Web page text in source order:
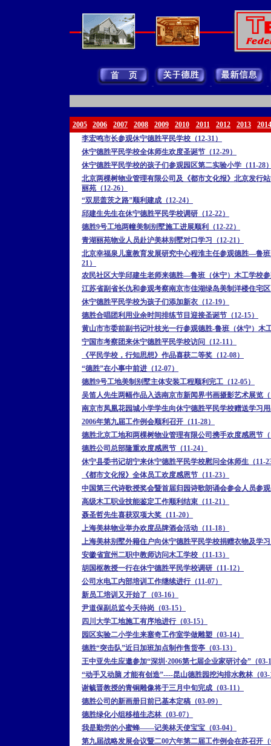
2005 2006 2007 2008 2009 2010 2011 2012 2013
2014
李宏鸣市长参观休宁德胜平民学校（12-31）
休宁德胜平民学校全体师生欢度圣诞节（12-29）
休宁德胜平民学校的孩子们参观园区第二实验小学（11-28
北京两棵树物业管理有限公司及《都市文化报》北京发行
丽苑（12-26）
“双层盖茨之路”顺利建成（12-24）
邱建生先生在休宁德胜平民学校调研（12-22）
德胜9号工地两幢美制别墅施工进展顺利（12-22）
青湖丽苑物业人员赴沪美林别墅对口学习（12-21）
北京幸福泉儿童教育发展研究中心程淮主任参观德胜—鲁
21）
农民社区大学邱建生老师来德胜—鲁班（休宁）木工学校参
江苏省副省长仇和参观考察南京市佳湖绿岛美制洋楼住宅区
休宁德胜平民学校为孩子们添加新衣（12-19）
德胜合唱团利用业余时间排练节目迎接圣诞节（12-15）
黄山市市委前副书记叶枝光一行参观德胜-鲁班（休宁）木
宁国市考察团来休宁德胜平民学校访问（12-11）
《平民学校，行知思想》作品喜获二等奖（12-08）
“德胜”在小事中前进（12-07）
德胜9号工地美制别墅主体安装工程顺利完工（12-05）
吴笛人先生两幅作品入选南京市新闻界书画摄影艺术展览（
南京市凤凰花园城小学学生向休宁德胜平民学校赠送学习
2006年第九届工作例会顺利召开（11-28）
德胜北京工地和两棵树物业管理有限公司携手欢度感恩节（
德胜公司总部隆重欢度感恩节（11-24）
休宁县委书记胡宁来休宁德胜平民学校慰问全体师生（11-
《都市文化报》全体员工欢度感恩节（11-23）
中国第三代诗歌授奖会暨首届归园诗歌朗诵会参会人员参
高级木工职业技能鉴定工作顺利结束（11-21）
聂圣哲先生喜获双项大奖（11-20）
上海美林物业举办欢度品牌酒会活动（11-18）
上海美林别墅外籍住户向休宁德胜平民学校捐赠衣物及学
安徽省宣州二职中教师访问木工学校（11-13）
胡国枢教授一行在休宁德胜平民学校调研（11-12）
公司水电工内部培训工作继续进行（11-07）
新员工培训又开始了（03-16）
尹道保副总监今天待岗（03-15）
四川大学工地施工有序地进行（03-15）
园区实验二小学生来塞奇工作室学做雕塑（03-14）
德胜“突击队”近日加班加点制作售货亭（03-13）
王中亚先生应邀参加“深圳·2006第七届企业家研讨会”（03-
“动手又动脑 才能有创造”----昆山德胜园挖沟排水救林（03-
谢毓晋教授的青铜雕像将于三月中旬完成（03-11）
德胜公司的新画册日前已基本定稿（03-09）
德胜绿化小组移植生态林（03-07）
我是勤劳的小蜜蜂——记美林天使宝宝（03-04）
第九届战略发展会议暨二00六年第二届工作例会在苏召开（